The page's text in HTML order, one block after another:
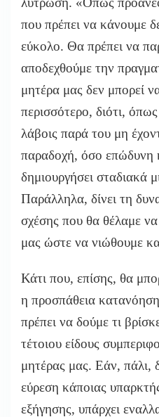
που πρέπει να κάνουμε
εύκολο. Θα πρέπει να
αποδεχθούμε την
μητέρα μας δεν μπορεί
περισσότερο, διότι,
λάβοις παρά του μη
παραδοχή, όσο επώδυνη
δημιουργήσει σταδιακά
Παράλληλα, δίνει τη
σχέσης που θα θέλαμε
μας ώστε να νιώθουμε
Κάτι που, επίσης, θα
η προσπάθεια
πρέπει να δούμε τι
τέτοιου είδους
μητέρας μας. Εάν, πάλι,
εύρεση κάποιας
εξήγησης, υπάρχει